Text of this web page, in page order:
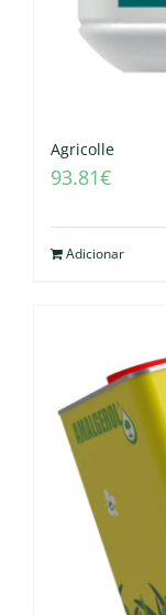
Agricolle
93.81€
Adicionar